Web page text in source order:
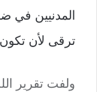
المدنيين في
ترقى لأن
ولفت تقرير